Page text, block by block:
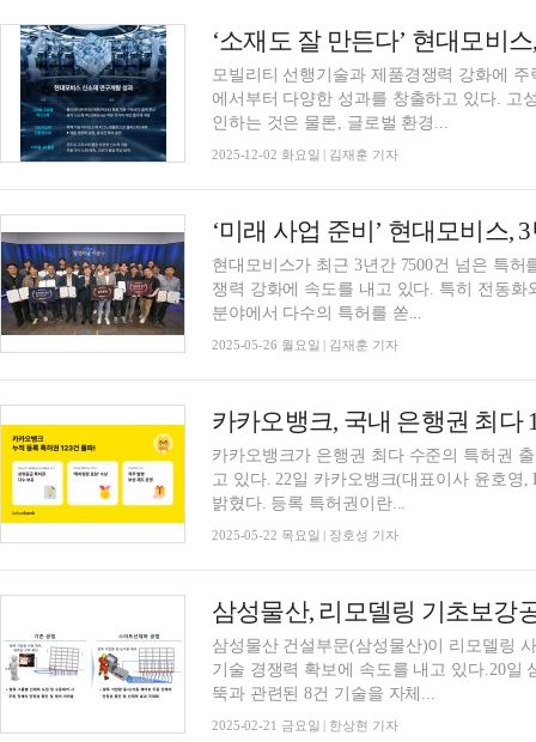
‘소재도 잘 만든다’ 현대모비
모빌리티 선행기술과 제품경쟁력 강화에
에서부터 다양한 성과를 창출하고 있다. 고
인하는 것은 물론, 글로벌 환경...
2025-12-02 화요일 | 김재훈 기자
‘미래 사업 준비’ 현대모비스,
현대모비스가 최근 3년간 7500건 넘은 특
쟁력 강화에 속도를 내고 있다. 특히 전동
분야에서 다수의 특허를 쏟...
2025-05-26 월요일 | 김재훈 기자
카카오뱅크가 은행권 최다 수준의 특허권
고 있다. 22일 카카오뱅크(대표이사 윤호영, Daniel)는 등록 특허권 누적 123건을 돌파했다고
밝혔다. 등록 특허권이란...
2025-05-22 목요일 | 장호성 기자
삼성물산, 리모델링 기초보
삼성물산 건설부문(삼성물산)이 리모델링
기술 경쟁력 확보에 속도를 내고 있다.20일
뚝과 관련된 8건 기술을 자체...
2025-02-21 금요일 | 한상현 기자